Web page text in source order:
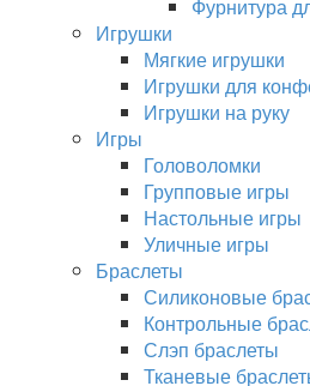
Фурнитура
Игрушки
Мягкие игрушки
Игрушки для
Игрушки на руку
Игры
Головоломки
Групповые игры
Настольные игры
Уличные игры
Браслеты
Силиконовые
Контрольные
Слэп браслеты
Тканевые